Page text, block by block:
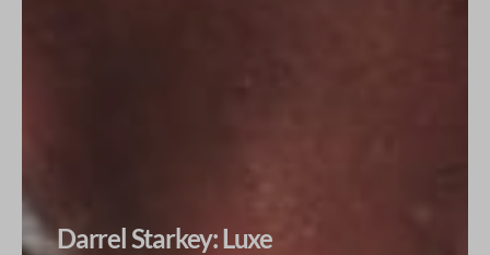
Darrel Starkey: Luxe